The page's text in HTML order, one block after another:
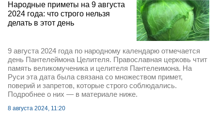
Народные приметы на 9 августа
2024 года: что строго нельзя
делать в этот день
9 августа 2024 года по народному календарю отмечается
день Пантелеймона Целителя. Православная церковь чтит
память великомученика и целителя Пантелеимона. На
Руси эта дата была связана со множеством примет,
поверий и запретов, которые строго соблюдались.
Подробнее о них — в материале ниже.
8 августа 2024, 11:20